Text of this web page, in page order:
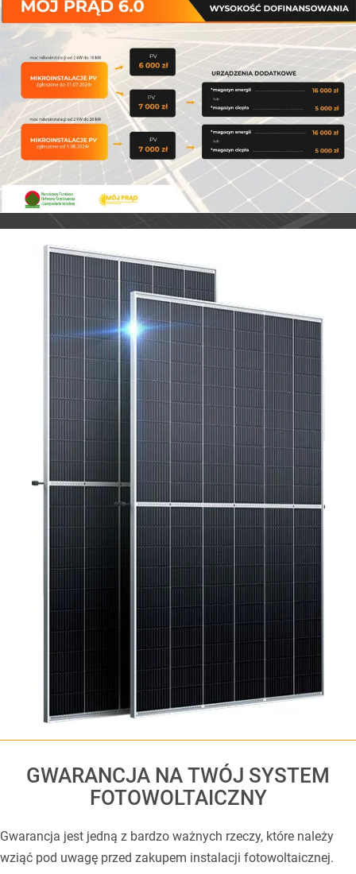
GWARANCJA NA TWÓJ SYSTEM
FOTOWOLTAICZNY
Gwarancja jest jedną z bardzo ważnych rzeczy, które należy
wziąć pod uwagę przed zakupem instalacji fotowoltaicznej.